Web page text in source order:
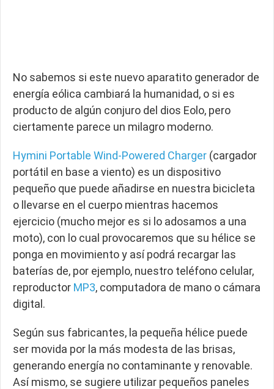
No sabemos si este nuevo aparatito generador de
energía eólica cambiará la humanidad, o si es
producto de algún conjuro del dios Eolo, pero
ciertamente parece un milagro moderno.
Hymini Portable Wind-Powered Charger (cargador
portátil en base a viento) es un dispositivo
pequeño que puede añadirse en nuestra bicicleta
o llevarse en el cuerpo mientras hacemos
ejercicio (mucho mejor es si lo adosamos a una
moto), con lo cual provocaremos que su hélice se
ponga en movimiento y así podrá recargar las
baterías de, por ejemplo, nuestro teléfono celular,
reproductor MP3, computadora de mano o cámara
digital.
Según sus fabricantes, la pequeña hélice puede
ser movida por la más modesta de las brisas,
generando energía no contaminante y renovable.
Así mismo, se sugiere utilizar pequeños paneles